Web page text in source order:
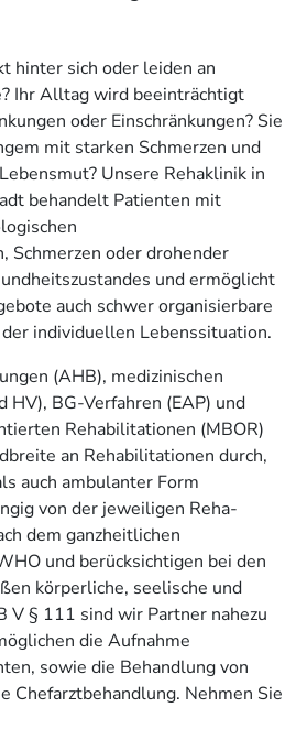
hinter sich oder leiden an
Ihr Alltag wird beeinträchtigt
oder Einschränkungen? Sie
mit starken Schmerzen und
Unsere Rehaklinik in
behandelt Patienten mit
Schmerzen oder drohender
und ermöglicht
auch schwer organisierbare
individuellen Lebenssituation.
(AHB), medizinischen
HV), BG-Verfahren (EAP) und
Rehabilitationen (MBOR)
an Rehabilitationen durch,
auch ambulanter Form
von der jeweiligen Reha-
dem ganzheitlichen
und berücksichtigen bei den
körperliche, seelische und
V § 111 sind wir Partner nahezu
die Aufnahme
sowie die Behandlung von
Chefarztbehandlung. Nehmen Sie